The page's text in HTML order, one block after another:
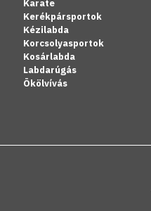
Karate
Kerékpársportok
Kézilabda
Korcsolyasportok
Kosárlabda
Labdarúgás
Ökölvívás